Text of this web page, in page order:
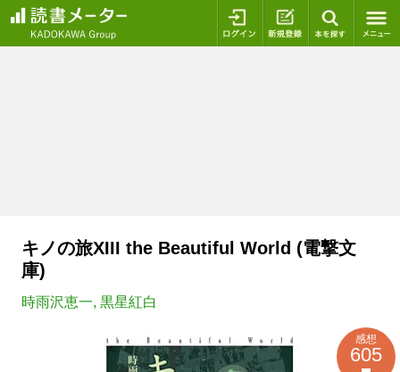
ログイン 新規登録
キノの旅XIII the Beautiful World (電撃文
庫)
時雨沢恵一, 黒星紅白
感想
605